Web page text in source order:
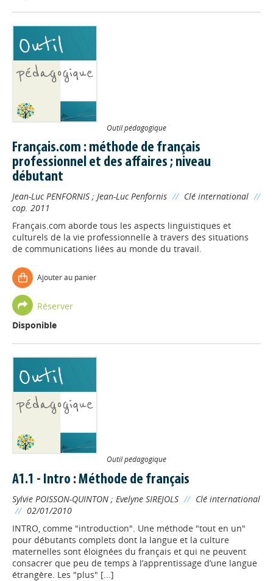
Outil pédagogique
Français.com : méthode de français
professionnel et des affaires ; niveau
débutant
Jean-Luc PENFORNIS ; Jean-Luc Penfornis // Clé international //
cop. 2011
Français.com aborde tous les aspects linguistiques et
culturels de la vie professionnelle à travers des situations
de communications liées au monde du travail.
Ajouter au panier
Réserver
Disponible
Outil pédagogique
A1.1 - Intro : Méthode de français
Sylvie POISSON-QUINTON ; Evelyne SIREJOLS // Clé international
// 02/01/2010
INTRO, comme "introduction". Une méthode "tout en un"
pour débutants complets dont la langue et la culture
maternelles sont éloignées du français et qui ne peuvent
consacrer que peu de temps à l’apprentissage d’une langue
étrangère. Les "plus" [...]